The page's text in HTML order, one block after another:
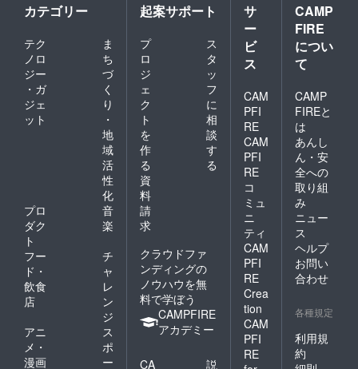
カテゴリー
テク
ノロ
ジー
・ガ
ジェ
ット
ま
ち
づ
く
り
・
地
域
活
性
化
プロ
ダク
ト
音
楽
フー
ド・
飲食
店
チ
ャ
レ
ン
ジ
アニ
メ・
漫画
ス
ポ
ー
起案サポート
プ
ロ
ジ
ェ
ク
ト
を
作
る
ス
タ
ッ
フ
に
相
談
す
る
資
料
請
求
クラウドファ
ンディングの
ノウハウを無
料で学ぼう
CAMPFIRE
アカデミー
CA
説
サ
ー
ビ
ス
CAM
PFI
RE
CAM
PFI
RE
コ
ミュ
ニ
ティ
CAM
PFI
RE
Crea
tion
CAM
PFI
RE
CAMP
FIRE
につい
て
CAMP
FIREと
は
あんし
ん・安
全への
取り組
み
ニュー
ス
ヘルプ
お問い
合わせ
各種規定
利用規
約